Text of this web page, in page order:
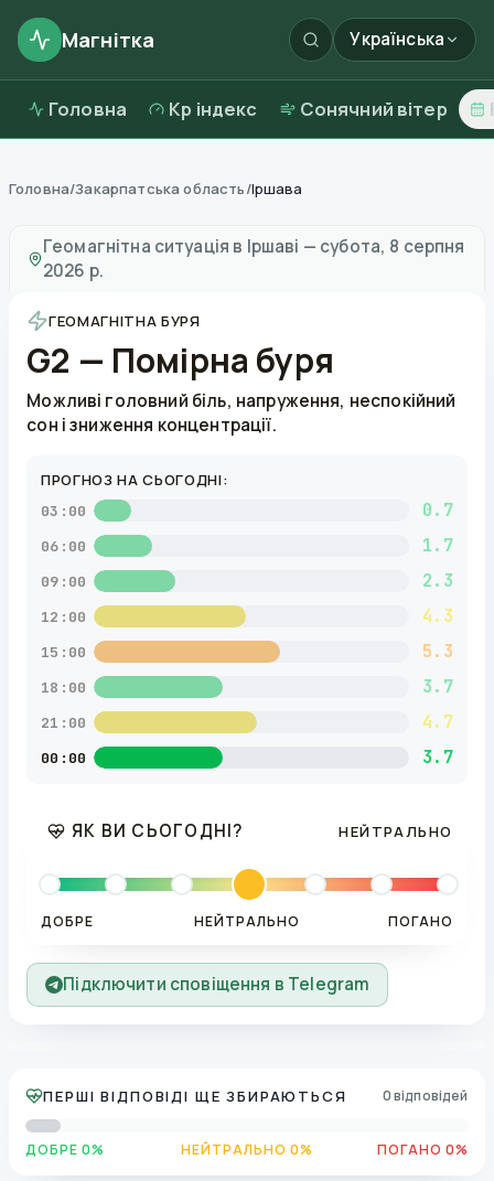
Магнітка Українська
Головна Kp індекс Сонячний вітер
Головна/Закарпатська область/Іршава
Геомагнітна ситуація в Іршаві — субота, 8 серпня
2026 р.
ГЕОМАГНІТНА БУРЯ
G2 — Помірна буря
Можливі головний біль, напруження, неспокійний
сон і зниження концентрації.
ПРОГНОЗ НА СЬОГОДНІ:
03:00 0.7
06:00 1.7
09:00 2.3
12:00 4.3
15:00 5.3
18:00 3.7
21:00 4.7
00:00 3.7
ЯК ВИ СЬОГОДНІ? НЕЙТРАЛЬНО
ДОБРЕ НЕЙТРАЛЬНО ПОГАНО
Підключити сповіщення в Telegram
ПЕРШІ ВІДПОВІДІ ЩЕ ЗБИРАЮТЬСЯ 0 відповідей
ДОБРЕ 0% НЕЙТРАЛЬНО 0% ПОГАНО 0%